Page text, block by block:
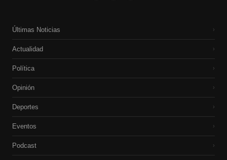
Últimas Noticias ›
Actualidad ›
Política ›
Opinión ›
Deportes ›
Eventos ›
Podcast ›